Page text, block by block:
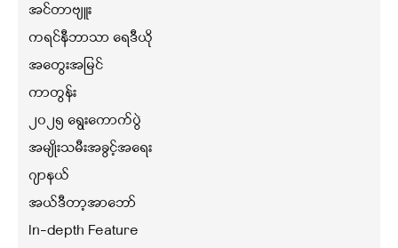
အင်တာဗျူး
ကရင်နီဘာသာ ရေဒီယို
အတွေးအမြင်
ကာတွန်း
၂၀၂၅ ရွေးကောက်ပွဲ
အမျိုးသမီးအခွင့်အရေး
ဂျာနယ်
အယ်ဒီတာ့အာဘော်
In-depth Feature